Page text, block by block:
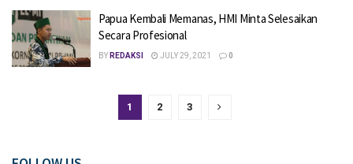
Papua Kembali Memanas, HMI Minta Selesaikan
Secara Profesional
BY REDAKSI JULY 29, 2021 0
1 2 3